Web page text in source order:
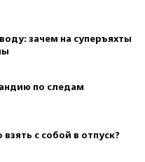
зачем на суперъяхты
по следам
с собой в отпуск?